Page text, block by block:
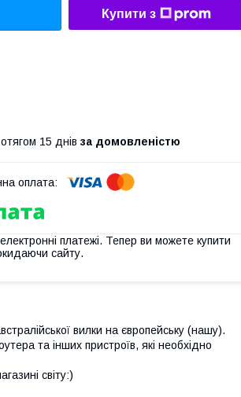
Купити з
15 днів за домовленістю
платежі. Тепер ви можете купити
сайту.
вилки на європейську (нашу).
та інших пристроїв, які необхідно
світу:)